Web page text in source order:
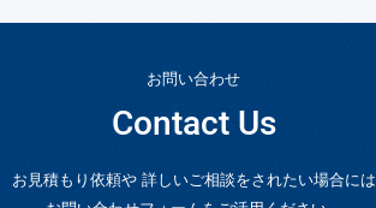
お問い合わせ
Contact Us
お見積もり依頼や 詳しいご相談をされたい場合には